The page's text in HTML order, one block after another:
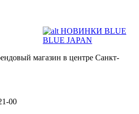
НОВИНКИ BLUE
BLUE JAPAN
магазин в центре Санкт-
00